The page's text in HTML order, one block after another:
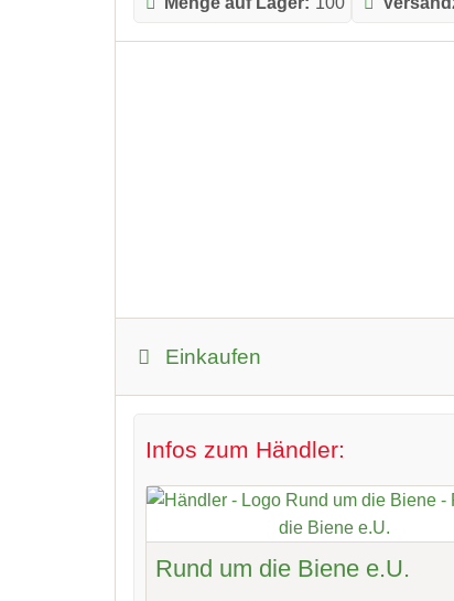
Einkaufen
Infos zum Händler:
Rund um die Biene e.U.